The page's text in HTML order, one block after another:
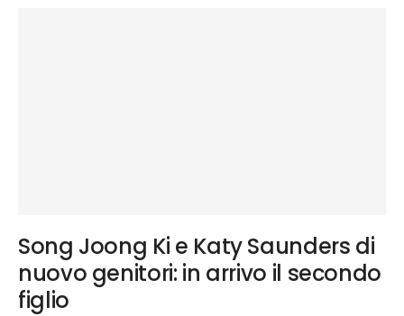
Song Joong Ki e Katy Saunders di
nuovo genitori: in arrivo il secondo
figlio